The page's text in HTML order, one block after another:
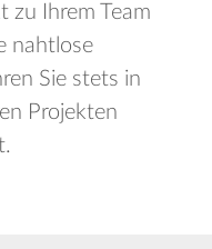
zu Ihrem Team
nahtlose
Sie stets in
Projekten